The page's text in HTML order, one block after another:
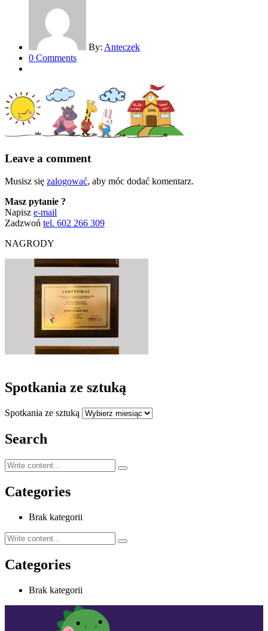
By: Anteczek
0 Comments
Leave a comment
Musisz się zalogować, aby móc dodać komentarz.
Masz pytanie ?
Napisz e-mail
Zadzwoń tel. 602 266 309
NAGRODY
Spotkania ze sztuką
Spotkania ze sztuką
Search
Categories
Brak kategorii
Categories
Brak kategorii